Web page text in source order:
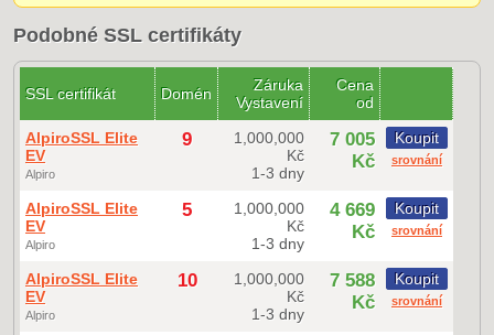
Podobné SSL certifikáty
SSL certifikát Domén
Záruka
Vystavení
Cena
od
AlpiroSSL Elite
EV
Alpiro
9
1,000,000
Kč
1-3 dny
7 005
Kč
Koupit
srovnání
AlpiroSSL Elite
EV
Alpiro
5
1,000,000
Kč
1-3 dny
4 669
Kč
Koupit
srovnání
AlpiroSSL Elite
EV
Alpiro
10
1,000,000
Kč
1-3 dny
7 588
Kč
Koupit
srovnání